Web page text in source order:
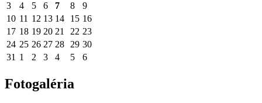
3
4 5 6 7 8
9
10 11 12 13 14 15 16
17 18 19 20 21 22 23
24 25 26 27 28 29 30
31 1 2 3 4 5 6
Fotogaléria